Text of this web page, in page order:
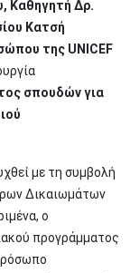
Kαθηγητή Δρ.
Κατσή
της UNICEF
σπουδών για
με τη συμβολή
Δικαιωμάτων
ο
προγράμματος